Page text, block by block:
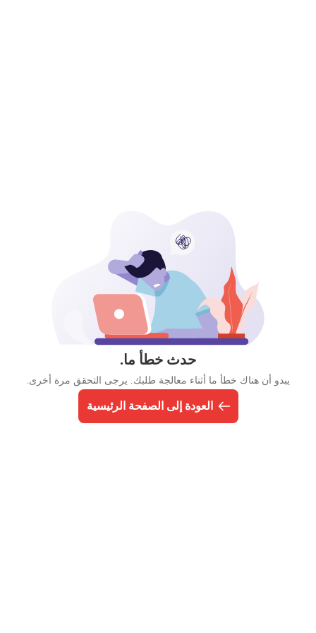
حدث خطأ ما.
يبدو أن هناك خطأ ما أثناء معالجة طلبك. يرجى التحقق مرة أخرى.
العودة إلى الصفحة الرئيسية